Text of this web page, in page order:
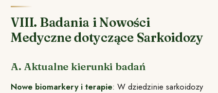
VIII. Badania i Nowości
Medyczne dotyczące Sarkoidozy
A. Aktualne kierunki badań
Nowe biomarkery i terapie: W dziedzinie sarkoidozy